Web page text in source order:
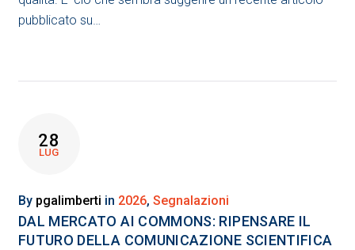
pubblicato su…
28
LUG
By pgalimberti in 2026, Segnalazioni
DAL MERCATO AI COMMONS: RIPENSARE IL
FUTURO DELLA COMUNICAZIONE SCIENTIFICA